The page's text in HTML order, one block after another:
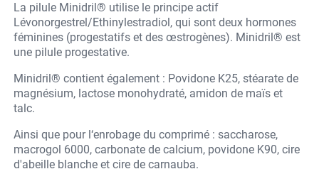
La pilule Minidril® utilise le principe actif
Lévonorgestrel/Ethinylestradiol, qui sont deux hormones
féminines (progestatifs et des œstrogènes). Minidril® est
une pilule progestative.
Minidril® contient également : Povidone K25, stéarate de
magnésium, lactose monohydraté, amidon de maïs et
talc.
Ainsi que pour l‘enrobage du comprimé : saccharose,
macrogol 6000, carbonate de calcium, povidone K90, cire
d'abeille blanche et cire de carnauba.